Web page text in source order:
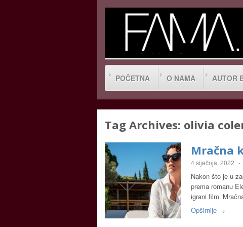
POČETNA O NAMA AUTOR
Tag Archives: olivia
Mračna
4 siječnja, 2022 -
Nakon što je u
prema romanu
igrani film
Opširnije →